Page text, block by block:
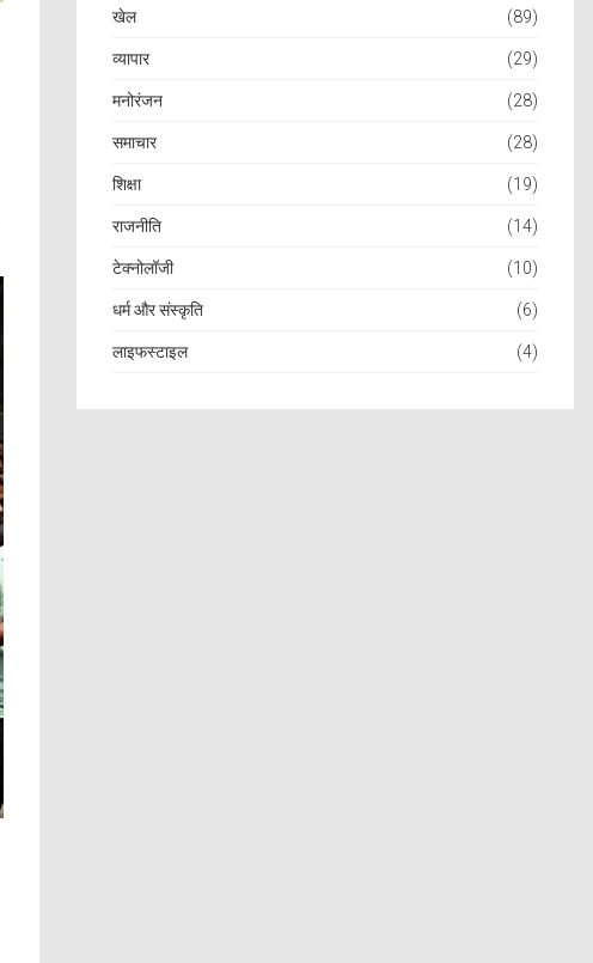
खेल (89)
व्यापार (29)
मनोरंजन (28)
समाचार (28)
शिक्षा (19)
राजनीति (14)
टेक्नोलॉजी (10)
धर्म और संस्कृति (6)
लाइफस्टाइल (4)